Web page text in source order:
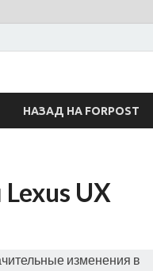
НАЗАД НА FORPOST
UX
изменения в